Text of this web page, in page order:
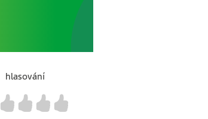
hlasování
4
3
2
1